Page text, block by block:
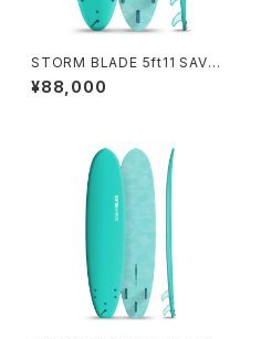
STORM BLADE 5ft11 SAVO
MODERN SURFBOARD - T
URQUOISE
¥88,000